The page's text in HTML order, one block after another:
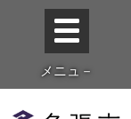
メニュ－